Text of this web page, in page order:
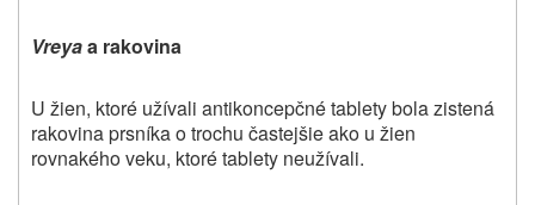
Vreyaa rakovina
U žien, ktoré užívali antikoncepčné tablety bola zistená
rakovina prsníka o trochu častejšie ako u žien
rovnakého veku, ktoré tablety neužívali.